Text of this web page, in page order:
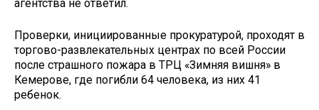
агентства не ответил.
Проверки, инициированные прокуратурой, проходят в
торгово-развлекательных центрах по всей России
после страшного пожара в ТРЦ «Зимняя вишня» в
Кемерове, где погибли 64 человека, из них 41
ребенок.